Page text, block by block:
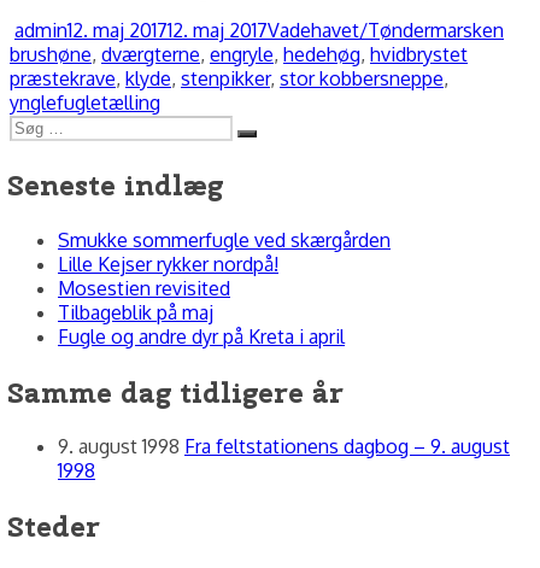
Forfatter
adminUdgivet
12. maj 201712. maj 2017Kategorier
Vadehavet/Tøndermarsken
brushøne, dværgterne, engryle, hedehøg, hvidbrystet
præstekrave, klyde, stenpikker, stor kobbersneppe,
ynglefugletælling
Søg
efter:
Søg
Seneste indlæg
Smukke sommerfugle ved skærgården
Lille Kejser rykker nordpå!
Mosestien revisited
Tilbageblik på maj
Fugle og andre dyr på Kreta i april
Samme dag tidligere år
9. august 1998 Fra feltstationens dagbog – 9. august
1998
Steder